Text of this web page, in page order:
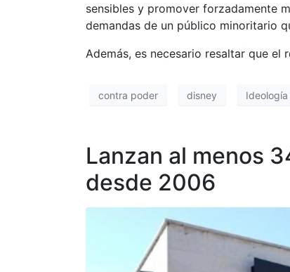
sensibles y promover forzadamente
demandas de un público minoritario
Además, es necesario resaltar que el
contra poder disney
Lanzan al menos
desde 2006